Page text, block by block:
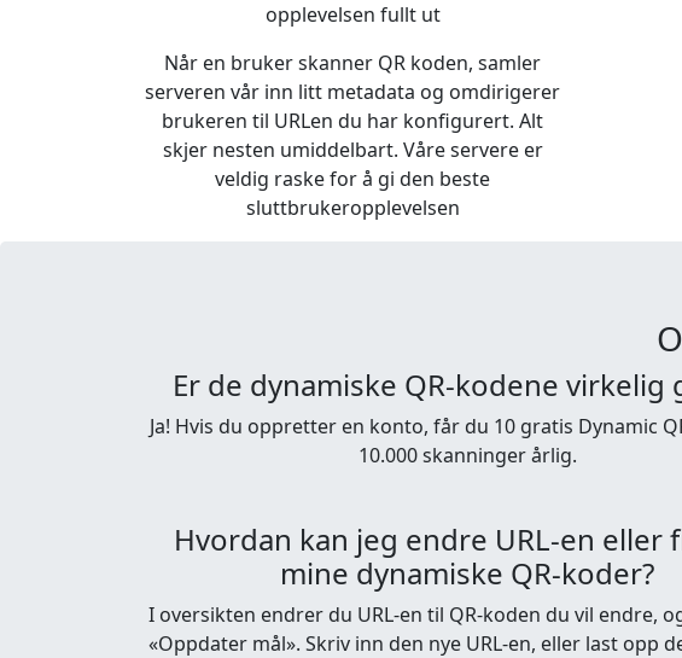
opplevelsen fullt ut
Når en bruker skanner QR koden, samler
serveren vår inn litt metadata og omdirigerer
brukeren til URLen du har konfigurert. Alt
skjer nesten umiddelbart. Våre servere er
veldig raske for å gi den beste
sluttbrukeropplevelsen
Er de dynamiske QR-kodene virkelig
Ja! Hvis du oppretter en konto, får du 10 gratis Dynamic
10.000 skanninger årlig.
Hvordan kan jeg endre URL-en eller
mine dynamiske QR-koder?
I oversikten endrer du URL-en til QR-koden du vil endre,
«Oppdater mål». Skriv inn den nye URL-en, eller last opp